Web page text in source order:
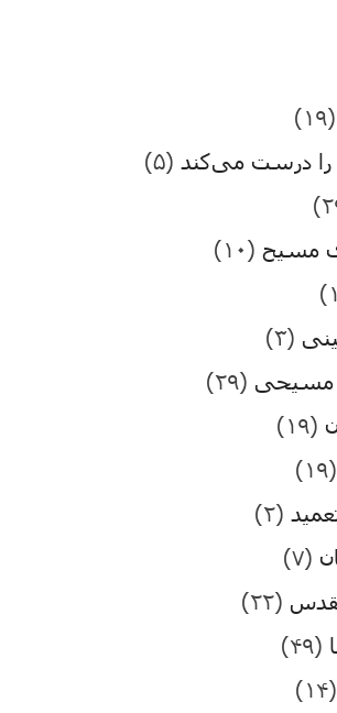
(۱۹)
را درست می‌کند (۵)
مسیح (۱۰)
(۳)
مسیحی (۲۹)
(۱۹)
(۱۹)
(۲)
(۷)
(۲۲)
(۴۹)
(۱۴)